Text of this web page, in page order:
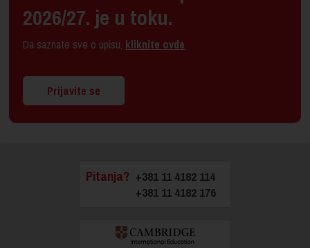
2026/27. je u toku.
Da saznate sve o upisu, kliknite ovde.
Prijavite se
Pitanja? +381 11 4182 114
+381 11 4182 176